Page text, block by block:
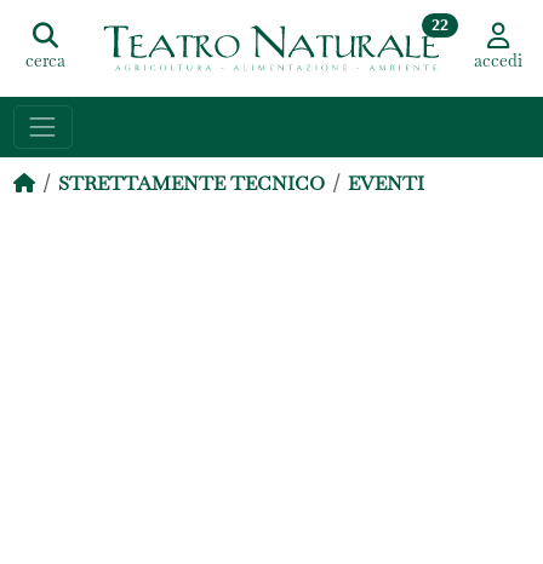
cerca
22
accedi
STRETTAMENTE TECNICO EVENTI